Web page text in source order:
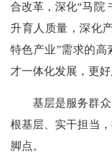
合改革，深化“马院
升育人质量，深化
特色产业”需求的高
才一体化发展，更
基层是服务群
根基层、实干担当
脚点。